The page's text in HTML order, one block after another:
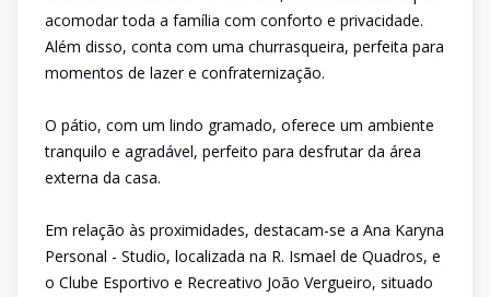
acomodar toda a família com conforto e privacidade.
Além disso, conta com uma churrasqueira, perfeita para
momentos de lazer e confraternização.
O pátio, com um lindo gramado, oferece um ambiente
tranquilo e agradável, perfeito para desfrutar da área
externa da casa.
Em relação às proximidades, destacam-se a Ana Karyna
Personal - Studio, localizada na R. Ismael de Quadros, e
o Clube Esportivo e Recreativo João Vergueiro, situado